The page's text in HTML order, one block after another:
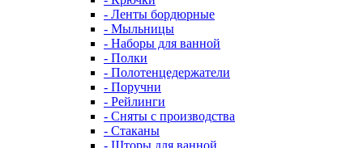
- Ленты бордюрные
- Мыльницы
- Наборы для ванной
- Полки
- Полотенцедержатели
- Поручни
- Рейлинги
- Сняты с производства
- Стаканы
- Шторы для ванной